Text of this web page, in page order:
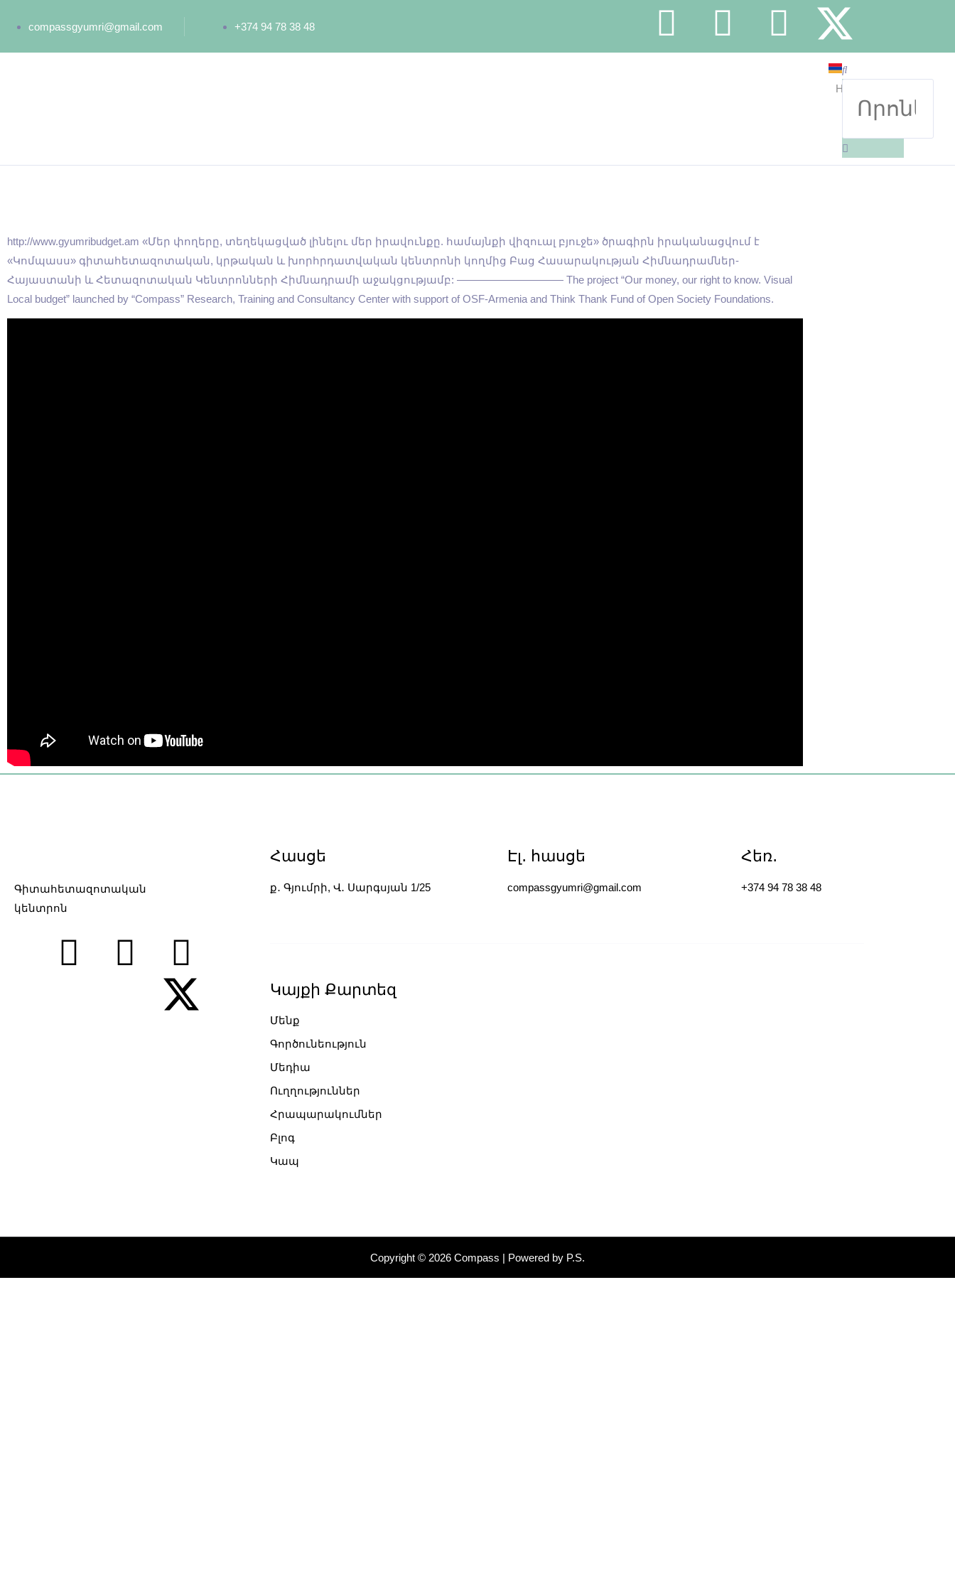
compassgyumri@gmail.com +374 94 78 38 48
HY
http://www.gyumribudget.am «Մեր փողերը, տեղեկացված լինելու մեր իրավունքը. համայնքի վիզուալ բյուջե» ծրագիրն իրականացվում է
«Կոմպասս» գիտահետազոտական, կրթական և խորհրդատվական կենտրոնի կողմից Բաց Հասարակության Հիմնադրամներ-
Հայաստանի և Հետազոտական Կենտրոնների Հիմնադրամի աջակցությամբ: —————————— The project “Our money, our right to know. Visual
Local budget” launched by “Compass” Research, Training and Consultancy Center with support of OSF-Armenia and Think Thank Fund of Open Society Foundations.
Գիտահետազոտական
կենտրոն
Հասցե
ք․ Գյումրի, Վ․ Սարգսյան 1/25
Էլ․ հասցե
compassgyumri@gmail.com
Հեռ․
+374 94 78 38 48
Կայքի Քարտեզ
Մենք
Գործունեություն
Մեդիա
Ուղղություններ
Հրապարակումներ
Բլոգ
Կապ
Copyright © 2026 Compass | Powered by P.S.